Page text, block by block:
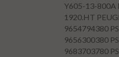
Y605-13-800A
1920.HT
9654794380
9656300380
9683703780